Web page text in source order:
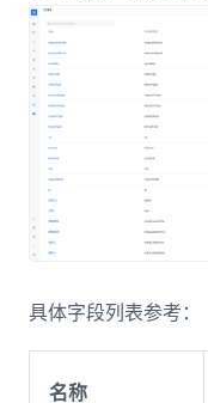
具体字段列表参考：
名称